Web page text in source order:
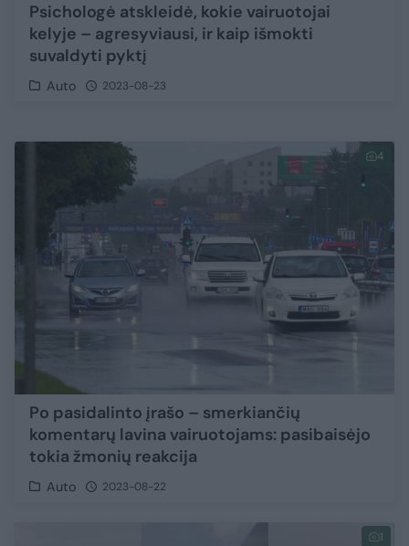
Psichologė atskleidė, kokie vairuotojai
kelyje – agresyviausi, ir kaip išmokti
suvaldyti pyktį
Auto 2023-08-23
4
Po pasidalinto įrašo – smerkiančių
komentarų lavina vairuotojams: pasibaisėjo
tokia žmonių reakcija
Auto 2023-08-22
1